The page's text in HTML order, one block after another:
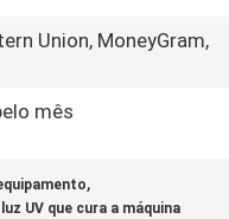
Union, MoneyGram,
mês
,
UV que cura a máquina